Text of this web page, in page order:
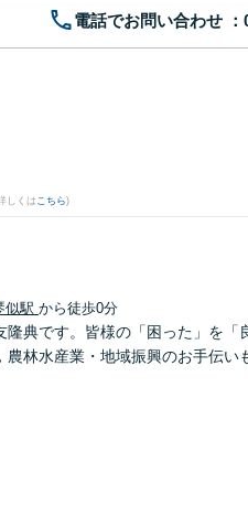
電話でお問い合わせ
しくはこちら)
似駅 から徒歩0分
隆典です。皆様の「困った」を
農林水産業・地域振興のお手伝